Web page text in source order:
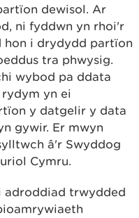
dewisol. Ar
ni fyddwn yn rhoi'r
hon i drydydd partïon
tra phwysig.
wybod pa ddata
yn ei
y datgelir y data
gywir. Er mwyn
â'r Swyddog
Cymru.
adroddiad trwydded